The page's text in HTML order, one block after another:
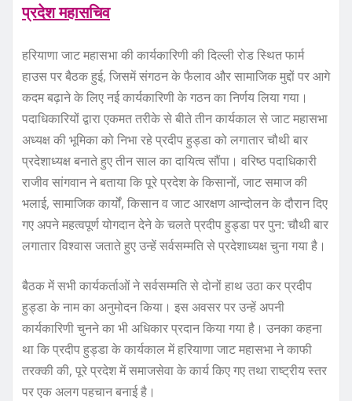
प्रदेश महासचिव
हरियाणा जाट महासभा की कार्यकारिणी की दिल्ली रोड स्थित फार्म
हाउस पर बैठक हुई, जिसमें संगठन के फैलाव और सामाजिक मुद्दों पर आगे
कदम बढ़ाने के लिए नई कार्यकारिणी के गठन का निर्णय लिया गया।
पदाधिकारियों द्वारा एकमत तरीके से बीते तीन कार्यकाल से जाट महासभा
अध्यक्ष की भूमिका को निभा रहे प्रदीप हुड्डा को लगातार चौथी बार
प्रदेशाध्यक्ष बनाते हुए तीन साल का दायित्व सौंपा। वरिष्ठ पदाधिकारी
राजीव सांगवान ने बताया कि पूरे प्रदेश के किसानों, जाट समाज की
भलाई, सामाजिक कार्यों, किसान व जाट आरक्षण आन्दोलन के दौरान दिए
गए अपने महत्वपूर्ण योगदान देने के चलते प्रदीप हुड्डा पर पुन: चौथी बार
लगातार विश्वास जताते हुए उन्हें सर्वसम्मति से प्रदेशाध्यक्ष चुना गया है।
बैठक में सभी कार्यकर्ताओं ने सर्वसम्मति से दोनों हाथ उठा कर प्रदीप
हुड्डा के नाम का अनुमोदन किया। इस अवसर पर उन्हें अपनी
कार्यकारिणी चुनने का भी अधिकार प्रदान किया गया है। उनका कहना
था कि प्रदीप हुड्डा के कार्यकाल में हरियाणा जाट महासभा ने काफी
तरक्की की, पूरे प्रदेश में समाजसेवा के कार्य किए गए तथा राष्ट्रीय स्तर
पर एक अलग पहचान बनाई है।